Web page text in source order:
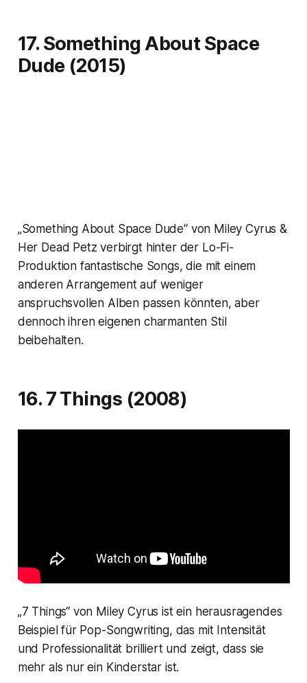
17. Something About Space
Dude (2015)
„Something About Space Dude“ von Miley Cyrus &
Her Dead Petz verbirgt hinter der Lo-Fi-
Produktion fantastische Songs, die mit einem
anderen Arrangement auf weniger
anspruchsvollen Alben passen könnten, aber
dennoch ihren eigenen charmanten Stil
beibehalten.
16. 7 Things (2008)
„7 Things“ von Miley Cyrus ist ein herausragendes
Beispiel für Pop-Songwriting, das mit Intensität
und Professionalität brilliert und zeigt, dass sie
mehr als nur ein Kinderstar ist.